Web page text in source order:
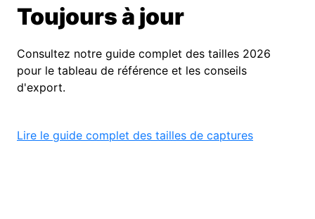
Toujours à jour
Consultez notre guide complet des tailles 2026
pour le tableau de référence et les conseils
d'export.
Lire le guide complet des tailles de captures